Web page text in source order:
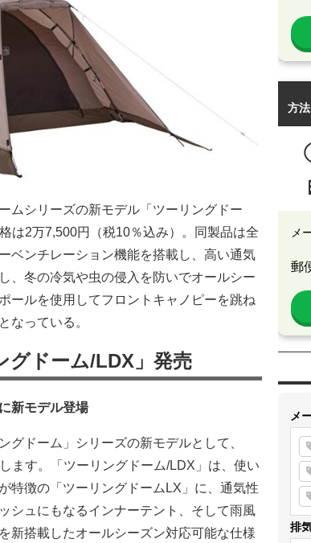
ムシリーズの新モデル「ツーリングドー
は2万7,500円（税10％込み）。同製品は全
ベンチレーション機能を搭載し、高い通気
、冬の冷気や虫の侵入を防いでオールシー
ールを使用してフロントキャノピーを跳ね
なっている。
グドーム/LDX」発売
新モデル登場
グドーム」シリーズの新モデルとして、
ます。「ツーリングドーム/LDX」は、使い
特徴の「ツーリングドームLX」に、通気性
シュにもなるインナーテント、そして雨風
新搭載したオールシーズン対応可能な仕様
方法
メ
郵
メ
排